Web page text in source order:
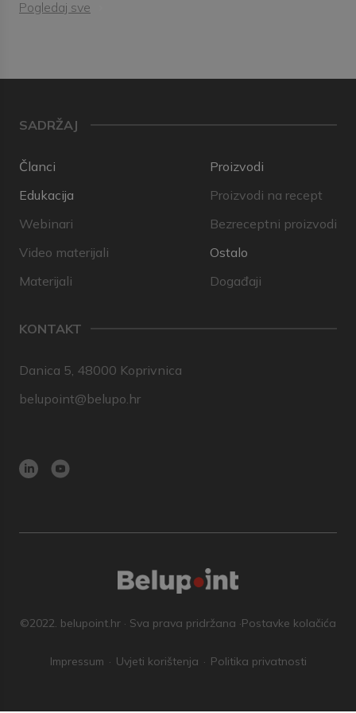
Pogledaj sve
SADRŽAJ
Članci
Edukacija
Webinari
Video materijali
Materijali
Proizvodi
Proizvodi na recept
Bezreceptni proizvodi
Ostalo
Događaji
KONTAKT
Danica 5, 48000 Koprivnica
belupoint@belupo.hr
©2022. belupoint.hr · Sva prava pridržana ·Postavke kolačića
Impressum Uvjeti korištenja Politika privatnosti